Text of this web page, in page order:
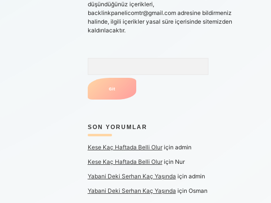
düşündüğünüz içerikleri,
backlinkpanelicomtr@gmail.comadresine bildirmeniz
halinde, ilgili içerikler yasal süre içerisinde sitemizden
kaldırılacaktır.
SON YORUMLAR
Kese Kaç Haftada Belli Oluriçin admin
Kese Kaç Haftada Belli Oluriçin Nur
Yabani Deki Serhan Kaç Yaşında için admin
Yabani Deki Serhan Kaç Yaşında için Osman